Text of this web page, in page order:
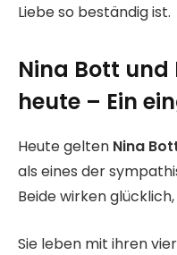
Liebe so beständig ist.
Nina Bott und
heute – Ein
Heute gelten Nina
als eines der
Beide wirken
Sie leben mit ihren